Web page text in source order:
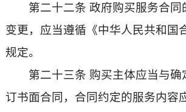
第二十二条 政府购买服务合同
变更，应当遵循《中华人民共和国
规定。
第二十三条 购买主体应当与确
订书面合同，合同约定的服务内容